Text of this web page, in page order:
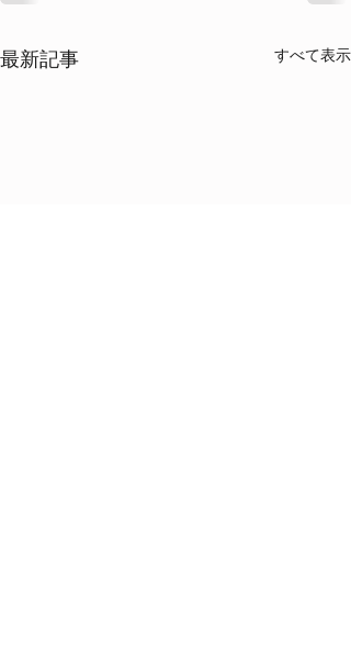
最新記事 すべて表示